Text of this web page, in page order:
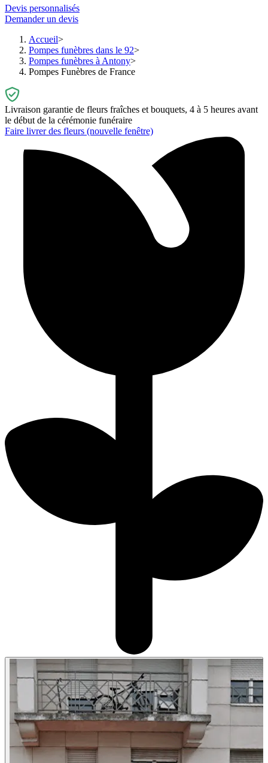
Devis personnalisés
Demander un devis
Accueil
Pompes funèbres dans le 92
Pompes funèbres à Antony
Pompes Funèbres de France
Livraison garantie de fleurs fraîches et bouquets, 4 à 5 heures avant
le début de la cérémonie funéraire
Faire livrer des fleurs (nouvelle fenêtre)